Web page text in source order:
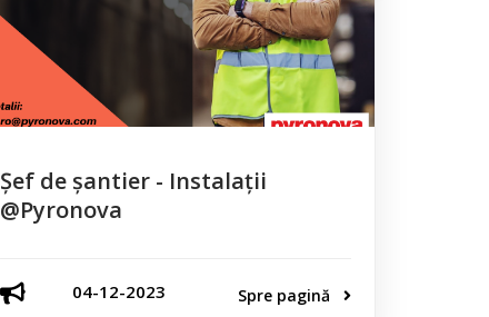
Șef de șantier - Instalații
@Pyronova
04-12-2023 Spre pagină